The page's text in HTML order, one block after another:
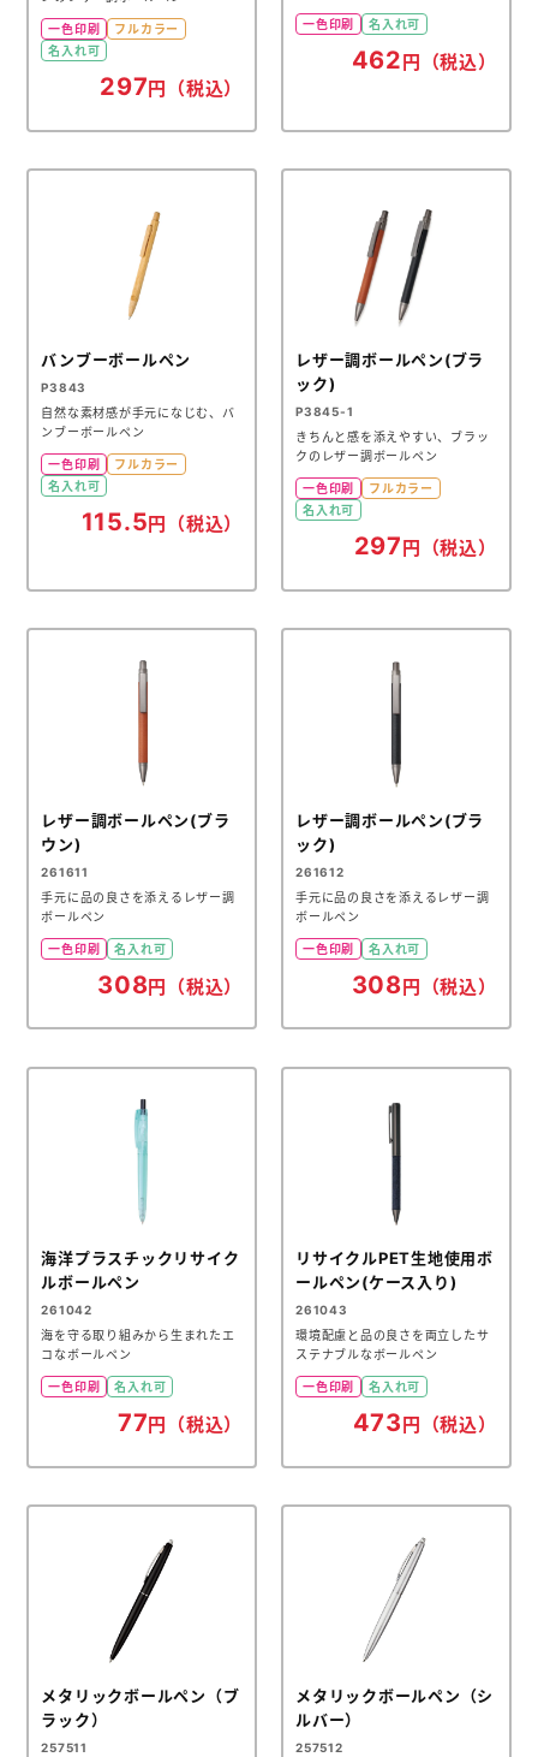
一色印刷
フルカラー
名入れ可
297円（税込）
一色印刷 名入れ可
462円（税込）
バンブーボールペン
P3843
自然な素材感が手元になじむ、バ
ンブーボールペン
一色印刷
フルカラー
名入れ可
115.5 円（税込）
レザー調ボールペン(ブラ
ック)
P3845-1
きちんと感を添えやすい、ブラッ
クのレザー調ボールペン
一色印刷
フルカラー
名入れ可
297 円（税込）
レザー調ボールペン(ブラ
ウン)
261611
手元に品の良さを添えるレザー調
ボールペン
一色印刷 名入れ可
308円（税込）
レザー調ボールペン(ブラ
ック)
261612
手元に品の良さを添えるレザー調
ボールペン
一色印刷 名入れ可
308円（税込）
海洋プラスチックリサイク
ルボールペン
261042
海を守る取り組みから生まれたエ
コなボールペン
一色印刷 名入れ可
77円（税込）
リサイクルPET生地使用ボ
ールペン(ケース入り)
261043
環境配慮と品の良さを両立したサ
ステナブルなボールペン
一色印刷 名入れ可
473円（税込）
メタリックボールペン（ブ
ラック）
257511
メタリックボールペン（シ
ルバー）
257512